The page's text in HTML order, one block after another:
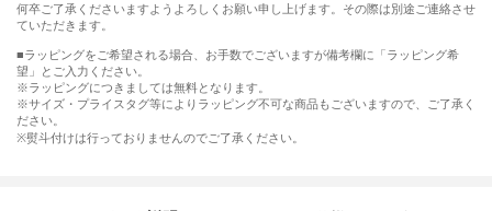
何卒ご了承くださいますようよろしくお願い申し上げます。その際は別途ご連絡させ
ていただきます。
■ラッピングをご希望される場合、お手数でございますが備考欄に「ラッピング希
望」とご入力ください。
※ラッピングにつきましては無料となります。
※サイズ・プライスタグ等によりラッピング不可な商品もございますので、ご了承く
ださい。
※熨斗付けは行っておりませんのでご了承ください。